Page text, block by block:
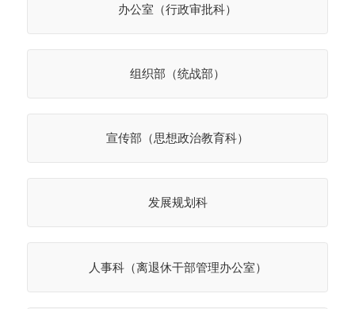
办公室（行政审批科）
组织部（统战部）
宣传部（思想政治教育科）
发展规划科
人事科（离退休干部管理办公室）